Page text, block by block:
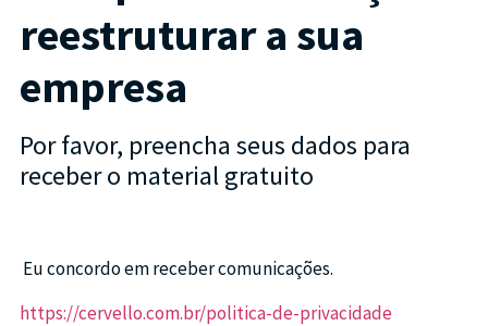
reestruturar a sua
empresa
Por favor, preencha seus dados para
receber o material gratuito
Eu concordo em receber comunicações.
https://cervello.com.br/politica-de-privacidade